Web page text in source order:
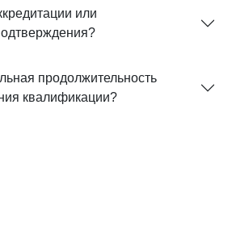
или
продолжительность
квалификации?